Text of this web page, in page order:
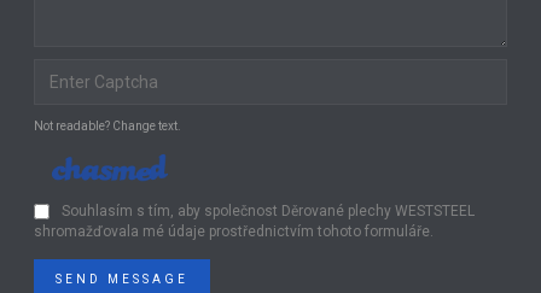
Not readable? Change text.
Souhlasím s tím, aby společnost Děrované plechy WESTSTEEL
shromažďovala mé údaje prostřednictvím tohoto formuláře.
SEND MESSAGE